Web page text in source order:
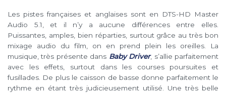
Les pistes françaises et anglaises sont en DTS-HD Master
Audio 5.1, et il n’y a aucune différences entre elles.
Puissantes, amples, bien réparties, surtout grâce au très bon
mixage audio du film, on en prend plein les oreilles. La
musique, très présente dans Baby Driver, s’allie parfaitement
avec les effets, surtout dans les courses poursuites et
fusillades. De plus le caisson de basse donne parfaitement le
rythme en étant très judicieusement utilisé. Une très belle